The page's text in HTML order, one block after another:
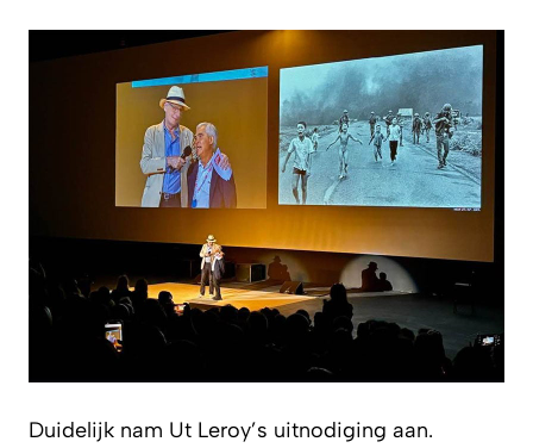
Duidelijk nam Ut Leroy’s uitnodiging aan.